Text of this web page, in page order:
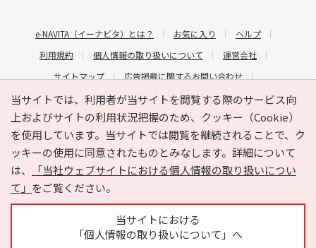
当サイトでは、利用者が当サイトを閲覧する際のサービス向
上およびサイトの利用状況把握のため、クッキー（Cookie）
を使用しています。当サイトでは閲覧を継続されることで、ク
ッキーの使用に同意されたものとみなします。詳細について
は、
「当社ウェブサイトにおける個人情報の取り扱いについ
て」 をご覧ください。
当サイトにおける
「個人情報の取り扱いについて」へ
e-NAVITA（イーナビタ）とは？ お気に入り
ヘルプ
利用規約
個人情報の取り扱いについて
運営会社
サイトマップ
広告掲載に関するお問い合わせ
サイトの内容に関するお問い合わせ
Copyright © HYOJITO.Co.,Ltd. All Rights Reserved.